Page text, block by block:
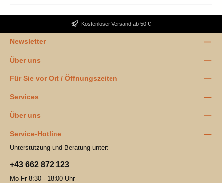
Kostenloser Versand ab 50 €
Newsletter
Über uns
Für Sie vor Ort / Öffnungszeiten
Services
Über uns
Service-Hotline
Unterstützung und Beratung unter:
+43 662 872 123
Mo-Fr 8:30 - 18:00 Uhr